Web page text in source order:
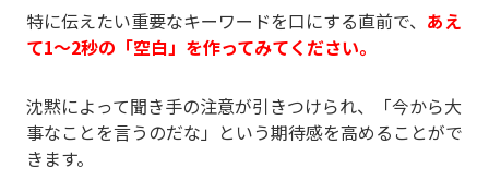
特に伝えたい重要なキーワードを口にする直前で、 あえ
て1〜2秒の「空白」を作ってみてください。
沈黙によって聞き手の注意が引きつけられ、「今から大
事なことを言うのだな」という期待感を高めることがで
きます。